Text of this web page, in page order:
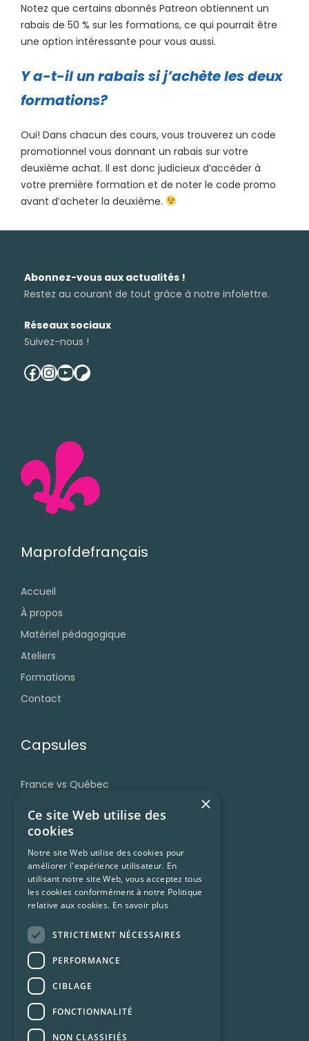
Notez que certains abonnés Patreon obtiennent un
rabais de 50 % sur les formations, ce qui pourrait être
une option intéressante pour vous aussi.
Y a-t-il un rabais si j’achète les deux
formations?
Oui! Dans chacun des cours, vous trouverez un code
promotionnel vous donnant un rabais sur votre
deuxième achat. Il est donc judicieux d’accéder à
votre première formation et de noter le code promo
avant d’acheter la deuxième.
Abonnez-vous aux actualités !
Restez au courant de tout grâce à notre infolettre.
Réseaux sociaux
Suivez-nous !
facebook
instagram
youtube
patreon
Maprofdefrançais
Accueil
À propos
Matériel pédagogique
Ateliers
Formations
Contact
Capsules
France vs Québec
Accent et prononciation
Vocabulaire et expressions
Trucs et ressources
Francophonie
Ressources
Conditions d’utilisation
Confidentialité
×
Ce site Web utilise des
cookies
Notre site Web utilise des cookies pour
améliorer l'expérience utilisateur. En
utilisant notre site Web, vous acceptez tous
les cookies conformément à notre Politique
relative aux cookies. En savoir plus
STRICTEMENT NÉCESSAIRES
PERFORMANCE
CIBLAGE
FONCTIONNALITÉ
NON CLASSIFIÉS